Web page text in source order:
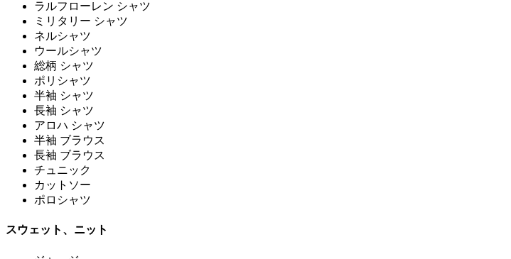
ラルフローレン シャツ
ミリタリー シャツ
ネルシャツ
ウールシャツ
総柄 シャツ
ポリシャツ
半袖 シャツ
長袖 シャツ
アロハ シャツ
半袖 ブラウス
長袖 ブラウス
チュニック
カットソー
ポロシャツ
スウェット、ニット